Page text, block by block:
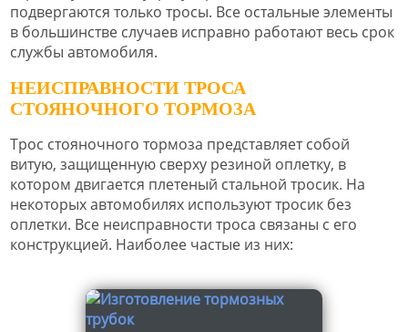
подвергаются только тросы. Все остальные элементы
в большинстве случаев исправно работают весь срок
службы автомобиля.
НЕИСПРАВНОСТИ ТРОСА
СТОЯНОЧНОГО ТОРМОЗА
Трос стояночного тормоза представляет собой
витую, защищенную сверху резиной оплетку, в
котором двигается плетеный стальной тросик. На
некоторых автомобилях используют тросик без
оплетки. Все неисправности троса связаны с его
конструкцией. Наиболее частые из них: